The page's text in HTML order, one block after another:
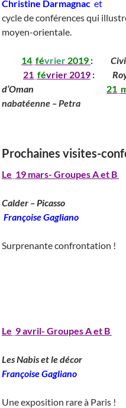
Christine Darmagnac et
cycle de conférences qui
moyen-orientale.
14 février 2019 :
21 février 2019 :
d’Oman
21
nabatéenne – Petra
Prochaines visites-
Le 19 mars- Groupes A et B
Calder – Picasso
Françoise Gagliano
Surprenante confrontation !
Le 9 avril- Groupes A et B
Les Nabis et le décor
Françoise Gagliano
Une exposition rare à Paris !